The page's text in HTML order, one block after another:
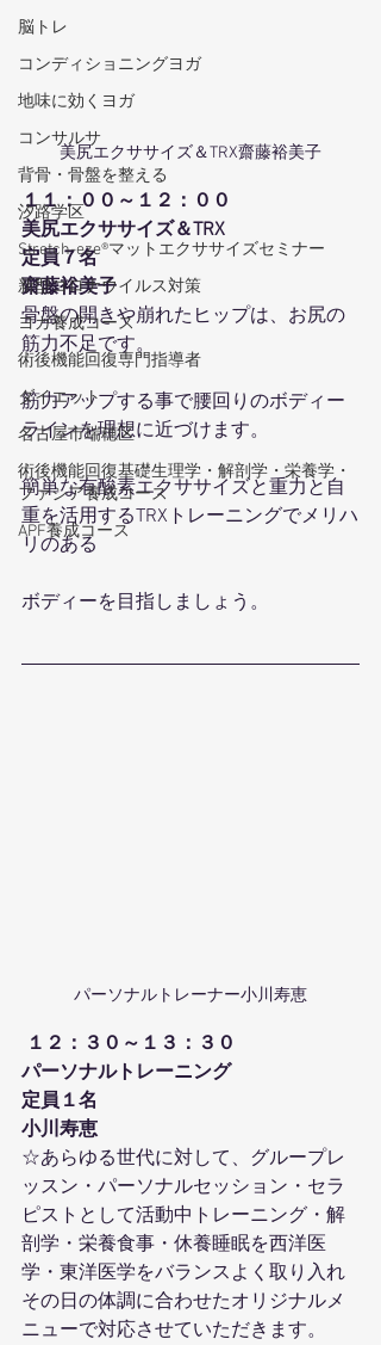
脳トレ
コンディショニングヨガ
地味に効くヨガ
コンサルサ
背骨・骨盤を整える
汐路学区
Stretch-eze®マットエクササイズセミナー
新型コロナウイルス対策
ヨガ養成コース
術後機能回復専門指導者
ダイエット
名古屋市瑞穂区
術後機能回復基礎生理学・解剖学・栄養学・
ファシア養成コース
APF養成コース
美尻エクササイズ＆TRX齋藤裕美子
１１：００～１２：００
美尻エクササイズ＆TRX
定員７名
齋藤裕美子
骨盤の開きや崩れたヒップは、お尻の
筋力不足です。
筋力アップする事で腰回りのボディー
ラインを理想に近づけます。
簡単な有酸素エクササイズと重力と自
重を活用するTRXトレーニングでメリハ
リのある
ボディーを目指しましょう。
パーソナルトレーナー小川寿恵
１２：３０～１３：３０
パーソナルトレーニング
定員１名
小川寿恵
☆あらゆる世代に対して、グループレ
ッスン・パーソナルセッション・セラ
ピストとして活動中トレーニング・解
剖学・栄養食事・休養睡眠を西洋医
学・東洋医学をバランスよく取り入れ
その日の体調に合わせたオリジナルメ
ニューで対応させていただきます。